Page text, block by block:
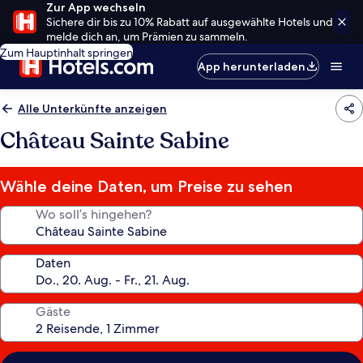
Zur App wechseln
Sichere dir bis zu 10% Rabatt auf ausgewählte Hotels und
melde dich an, um Prämien zu sammeln.
Zum Hauptinhalt springen
App herunterladen
Alle Unterkünfte anzeigen
Château Sainte Sabine
Wähle deine Daten, um Preise zu sehen
Wo soll’s hingehen?
Daten
Gäste